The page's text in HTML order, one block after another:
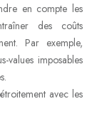
en compte les
des coûts
Par exemple,
values imposables
avec les